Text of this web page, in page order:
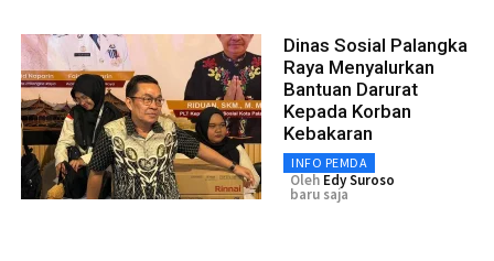
Dinas Sosial Palangka
Raya Menyalurkan
Bantuan Darurat
Kepada Korban
Kebakaran
INFO PEMDA
Oleh Edy Suroso
baru saja